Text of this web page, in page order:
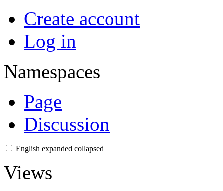
Create account
Log in
Namespaces
Page
Discussion
English expanded collapsed
Views